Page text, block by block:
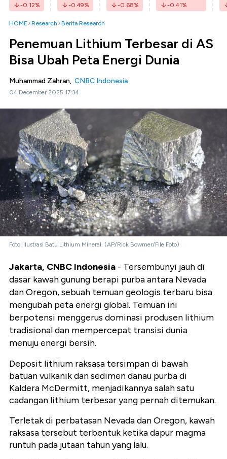
-0.12% -0.49% -0.68% -0.41%
HOME Research Berita Research
Penemuan Lithium Terbesar di AS
Bisa Ubah Peta Energi Dunia
Muhammad Zahran, CNBC Indonesia
04 December 2025 17:34
Foto: Ilustrasi Batu Lithium Mineral. (AP/Rick Bowmer/File Foto)
Jakarta, CNBC Indonesia - Tersembunyi jauh di
dasar kawah gunung berapi purba antara Nevada
dan Oregon, sebuah temuan geologis terbaru bisa
mengubah peta energi global. Temuan ini
berpotensi menggerus dominasi produsen lithium
tradisional dan mempercepat transisi dunia
menuju energi bersih.
Deposit lithium raksasa tersimpan di bawah
batuan vulkanik dan sedimen danau purba di
Kaldera McDermitt, menjadikannya salah satu
cadangan lithium terbesar yang pernah ditemukan.
Terletak di perbatasan Nevada dan Oregon, kawah
raksasa tersebut terbentuk ketika dapur magma
runtuh pada jutaan tahun yang lalu.